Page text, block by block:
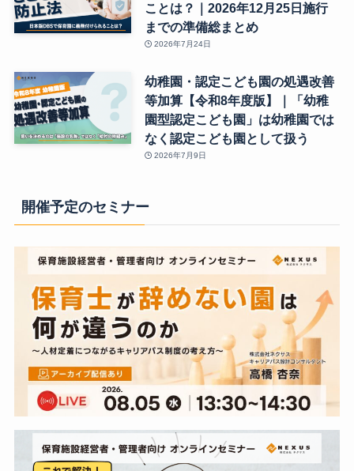
ことは？｜2026年12月25日施行
までの準備総まとめ
2026年7月24日
幼稚園・認定こども園の処遇改善
等加算【令和8年度版】｜「幼稚
園型認定こども園」は幼稚園では
なく認定こども園として扱う
2026年7月9日
開催予定のセミナー